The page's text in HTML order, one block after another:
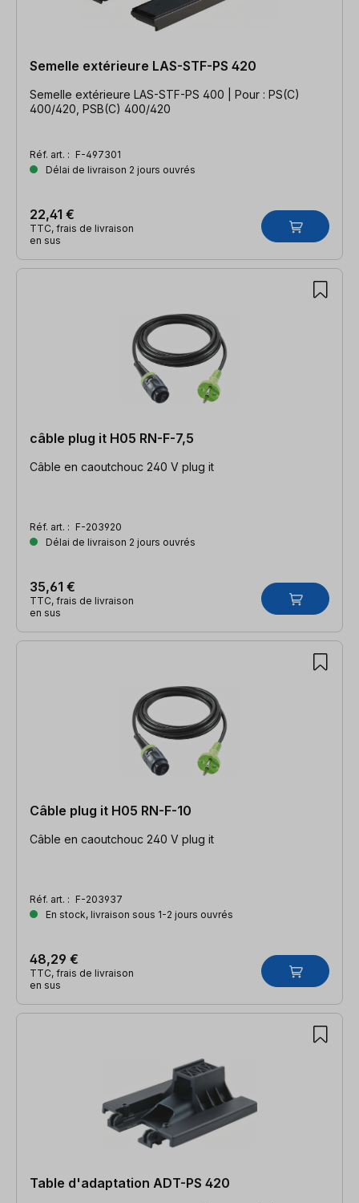
Semelle extérieure LAS-STF-PS 420
Semelle extérieure LAS-STF-PS 400 | Pour : PS(C)
400/420, PSB(C) 400/420
Réf. art. : F-497301
Délai de livraison 2 jours ouvrés
22,41 €
TTC, frais de livraison
en sus
câble plug it H05 RN-F-7,5
Câble en caoutchouc 240 V plug it
Réf. art. : F-203920
Délai de livraison 2 jours ouvrés
35,61 €
TTC, frais de livraison
en sus
Câble plug it H05 RN-F-10
Câble en caoutchouc 240 V plug it
Réf. art. : F-203937
En stock, livraison sous 1-2 jours ouvrés
48,29 €
TTC, frais de livraison
en sus
Table d'adaptation ADT-PS 420